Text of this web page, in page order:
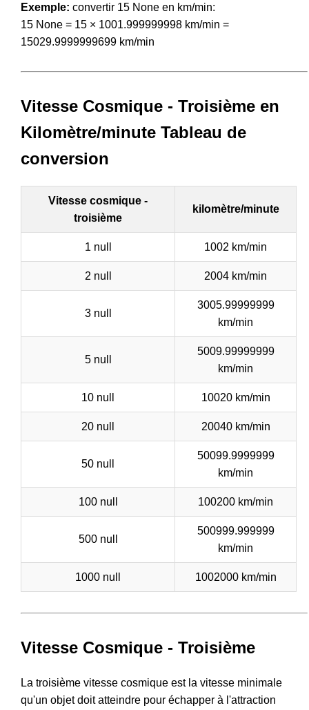
Exemple: convertir 15 None en km/min:
15 None = 15 × 1001.999999998 km/min =
15029.9999999699 km/min
Vitesse Cosmique - Troisième en
Kilomètre/minute Tableau de
conversion
Vitesse cosmique -
troisième
kilomètre/minute
1 null 1002 km/min
2 null 2004 km/min
3 null
3005.99999999
km/min
5 null
5009.99999999
km/min
10 null 10020 km/min
20 null 20040 km/min
50 null
50099.9999999
km/min
100 null 100200 km/min
500 null
500999.999999
km/min
1000 null 1002000 km/min
Vitesse Cosmique - Troisième
La troisième vitesse cosmique est la vitesse minimale
qu'un objet doit atteindre pour échapper à l'attraction